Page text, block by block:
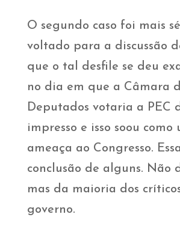
O segundo caso foi mais
voltado para a discussão
que o tal desfile se deu
no dia em que a Câmara
Deputados votaria a PEC
impresso e isso soou como
ameaça ao Congresso.
conclusão de alguns. Não
mas da maioria dos
governo.